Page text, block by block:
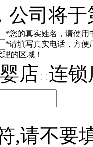
公司将
*您的真实姓名，请使用
*请填写真实电话，方便
的区域！
店 连锁
,请不要